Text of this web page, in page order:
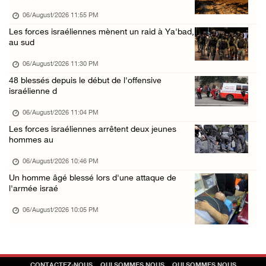
Les forces d'occupation rasent 4 dunams à Ba ...
06/August/2026 12:57 PM
La présidence condamne et met en garde l'occ ...
06/August/2026 12:16 PM
Les forces d'occupation démolissent une mais ...
Des colons clôturent des terres dans le nord ...
L'occupation poursuit son agression contre l ...
Les autorités israéliennes démolissent un im ...
06/August/2026 11:55 PM
Les forces israéliennes mènent un raid à Ya'bad,
au sud
06/August/2026 11:30 PM
48 blessés depuis le début de l'offensive
israélienne d
06/August/2026 11:04 PM
Les forces israéliennes arrêtent deux jeunes
hommes au
06/August/2026 10:46 PM
Un homme âgé blessé lors d'une attaque de
l'armée israé
06/August/2026 10:05 PM